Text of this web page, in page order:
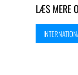
LÆS MERE